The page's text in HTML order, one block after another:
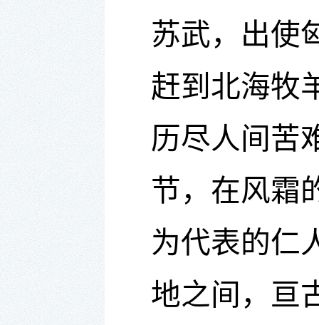
苏武，出使
赶到北海牧
历尽人间苦
节，在风霜
为代表的仁
地之间，亘